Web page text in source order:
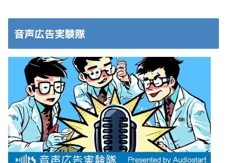
音声広告実験隊